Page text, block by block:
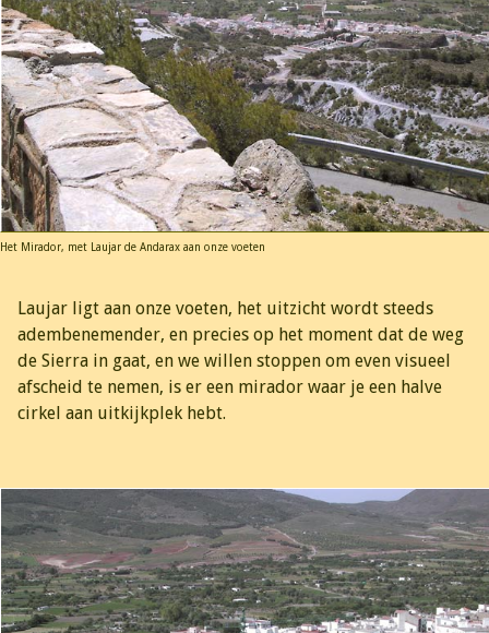
Het Mirador, met Laujar de Andarax aan onze voeten
Laujar ligt aan onze voeten, het uitzicht wordt steeds
adembenemender, en precies op het moment dat de weg
de Sierra in gaat, en we willen stoppen om even visueel
afscheid te nemen, is er een mirador waar je een halve
cirkel aan uitkijkplek hebt.